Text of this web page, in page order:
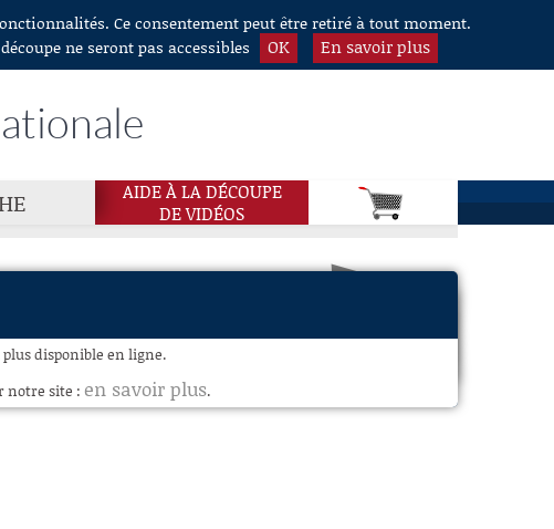
Ce consentement peut être retiré à tout moment.
ne seront pas accessibles
OK En savoir plus
AIDE À LA DÉCOUPE
DE VIDÉOS
plus disponible en ligne.
notre site : en savoir plus.